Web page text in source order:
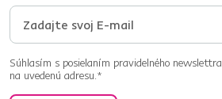
Súhlasím s posielaním pravidelného newslettra
na uvedenú adresu.*